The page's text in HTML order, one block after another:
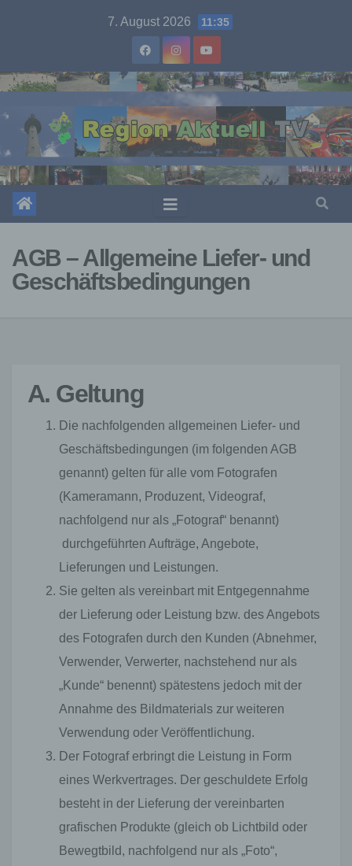
7. August 2026 11:35
AGB – Allgemeine Liefer- und
Geschäftsbedingungen
A. Geltung
Die nachfolgenden allgemeinen Liefer- und
Geschäftsbedingungen (im folgenden AGB
genannt) gelten für alle vom Fotografen
(Kameramann, Produzent, Videograf,
nachfolgend nur als „Fotograf“ benannt)
durchgeführten Aufträge, Angebote,
Lieferungen und Leistungen.
Sie gelten als vereinbart mit Entgegennahme
der Lieferung oder Leistung bzw. des Angebots
des Fotografen durch den Kunden (Abnehmer,
Verwender, Verwerter, nachstehend nur als
„Kunde“ benennt) spätestens jedoch mit der
Annahme des Bildmaterials zur weiteren
Verwendung oder Veröffentlichung.
Der Fotograf erbringt die Leistung in Form
eines Werkvertrages. Der geschuldete Erfolg
besteht in der Lieferung der vereinbarten
grafischen Produkte (gleich ob Lichtbild oder
Bewegtbild, nachfolgend nur als „Foto“,